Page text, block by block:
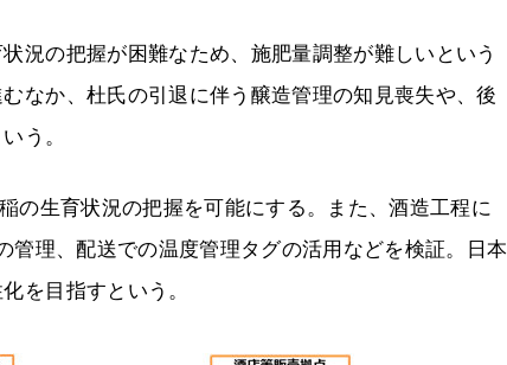
況の把握が困難なため、施肥量調整が難しいという
なか、杜氏の引退に伴う醸造管理の知見喪失や、後
う。
の生育状況の把握を可能にする。また、酒造工程に
理、配送での温度管理タグの活用などを検証。日本
を目指すという。